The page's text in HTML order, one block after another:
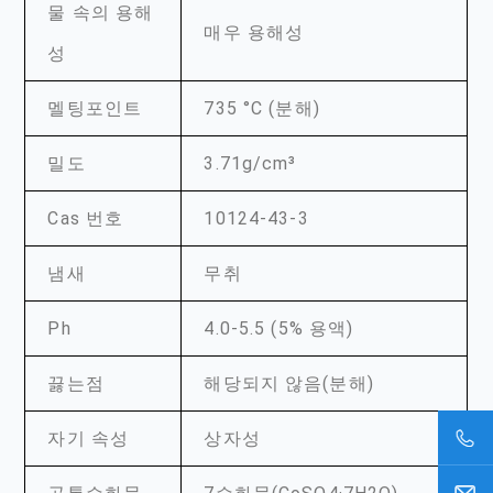
물 속의 용해
성
매우 용해성
멜팅포인트 735 °C (분해)
밀도 3.71g/cm³
Cas 번호 10124-43-3
냄새 무취
Ph 4.0-5.5 (5% 용액)
끓는점 해당되지 않음(분해)
자기 속성 상자성